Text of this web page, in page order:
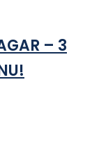
– 3